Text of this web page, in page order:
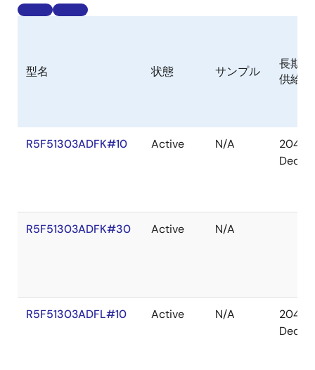
型名 状態 サンプル
長期
供給
R5F51303ADFK#10 Active N/A
2041
Dec
R5F51303ADFK#30 Active N/A
R5F51303ADFL#10 Active N/A
2041
Dec